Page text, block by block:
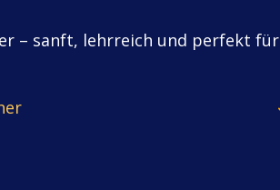
– sanft, lehrreich und perfekt